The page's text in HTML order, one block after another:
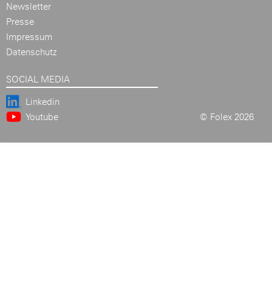
Newsletter
Presse
Impressum
Datenschutz
SOCIAL MEDIA
Linkedin
Youtube
© Folex 2026